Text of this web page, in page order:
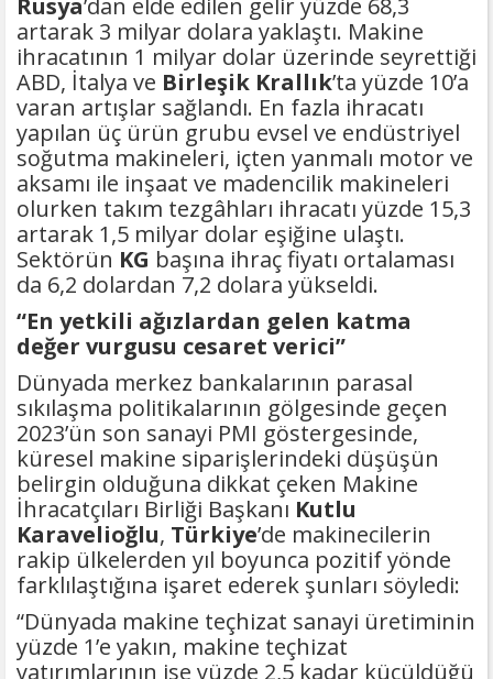
Rusya’dan elde edilen gelir yüzde 68,3
artarak 3 milyar dolara yaklaştı. Makine
ihracatının 1 milyar dolar üzerinde seyrettiği
ABD, İtalya ve Birleşik Krallık’ta yüzde 10’a
varan artışlar sağlandı. En fazla ihracatı
yapılan üç ürün grubu evsel ve endüstriyel
soğutma makineleri, içten yanmalı motor ve
aksamı ile inşaat ve madencilik makineleri
olurken takım tezgâhları ihracatı yüzde 15,3
artarak 1,5 milyar dolar eşiğine ulaştı.
Sektörün KG başına ihraç fiyatı ortalaması
da 6,2 dolardan 7,2 dolara yükseldi.
“En yetkili ağızlardan gelen katma
değer vurgusu cesaret verici”
Dünyada merkez bankalarının parasal
sıkılaşma politikalarının gölgesinde geçen
2023’ün son sanayi PMI göstergesinde,
küresel makine siparişlerindeki düşüşün
belirgin olduğuna dikkat çeken Makine
İhracatçıları Birliği Başkanı Kutlu
Karavelioğlu, Türkiye’de makinecilerin
rakip ülkelerden yıl boyunca pozitif yönde
farklılaştığına işaret ederek şunları söyledi:
“Dünyada makine teçhizat sanayi üretiminin
yüzde 1’e yakın, makine teçhizat
yatırımlarının ise yüzde 2,5 kadar küçüldüğü